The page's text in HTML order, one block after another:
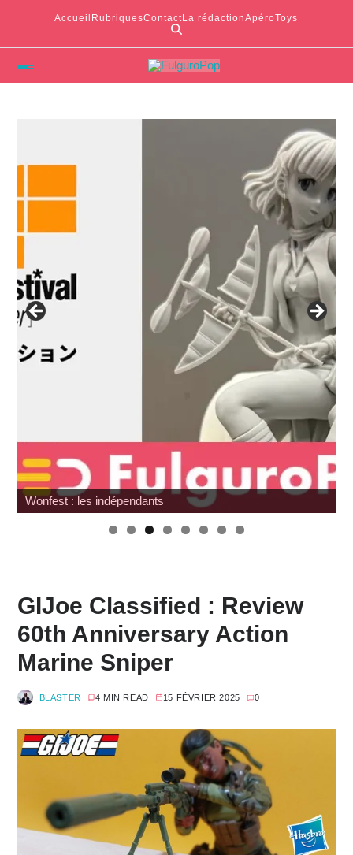
Accueil RubriquesContactLa rédactionApéroToys
G.I. Joe : SNAKE Armor à prix cassé chez Amazon
GIJoe Classified : Review
60th Anniversary Action
Marine Sniper
BLASTER 4 MIN READ 15 FÉVRIER 2025 0